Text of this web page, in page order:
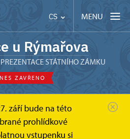
CS MENU
u Rýmařova
PREZENTACE STÁTNÍHO ZÁMKU
ZAVŘENO
září bude na této
prohlídkové
vstupenku si
Rekonstrukce zámku